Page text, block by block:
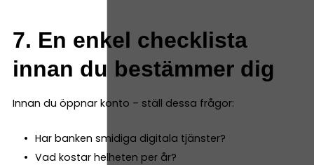
7. En enkel checklista
innan du bestämmer dig
Innan du öppnar konto – ställ dessa frågor:
Har banken smidiga digitala tjänster?
Vad kostar helheten per år?